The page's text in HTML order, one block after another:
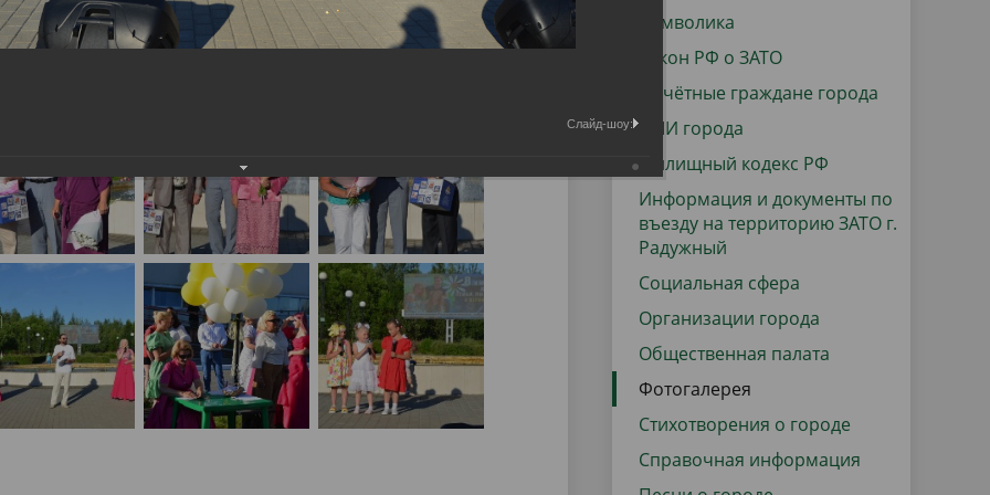
Технопарковая зона
Городская среда
данных
закупки Муниципальный контроль
Региональный контроль
Поддержка малого и среднего
предпринимательства
Символика
Закон РФ о ЗАТО
Почётные граждане города
СМИ города
Жилищный кодекс РФ
Информация и документы по
въезду на территорию ЗАТО г.
Радужный
Социальная сфера
Организации города
Общественная палата
Фотогалерея
Стихотворения о городе
Справочная информация
Слайд-шоу: